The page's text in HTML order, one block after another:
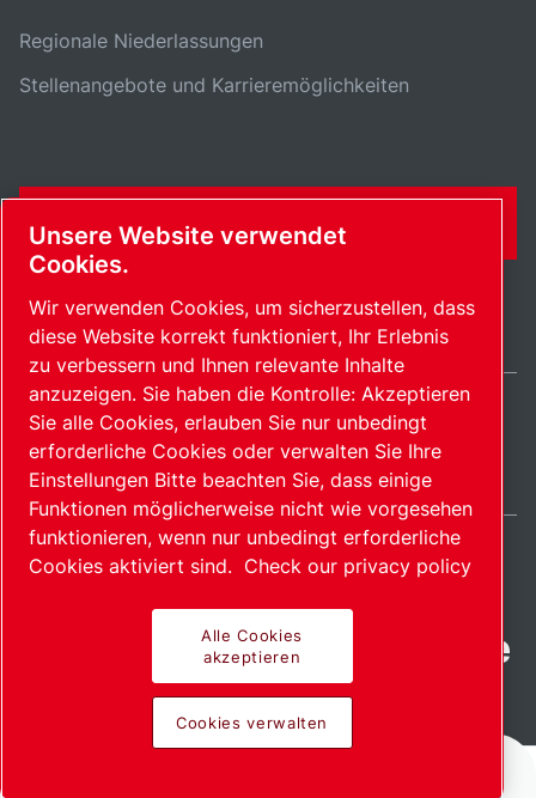
Regionale Niederlassungen
Stellenangebote und Karrieremöglichkeiten
KONTAKTFORMULAR
SitemapCookies verwalten© 2026 Copyright.
Germany / DE
Fortschrittliche Produkte
mit Leidenschaft
bereitgestellt.
Unsere Website verwendet
Cookies.
Wir verwenden Cookies, um sicherzustellen, dass
diese Website korrekt funktioniert, Ihr Erlebnis
zu verbessern und Ihnen relevante Inhalte
anzuzeigen. Sie haben die Kontrolle: Akzeptieren
Sie alle Cookies, erlauben Sie nur unbedingt
erforderliche Cookies oder verwalten Sie Ihre
Einstellungen Bitte beachten Sie, dass einige
Funktionen möglicherweise nicht wie vorgesehen
funktionieren, wenn nur unbedingt erforderliche
Cookies aktiviert sind. Check our privacy policy
Alle Cookies
akzeptieren
Cookies verwalten